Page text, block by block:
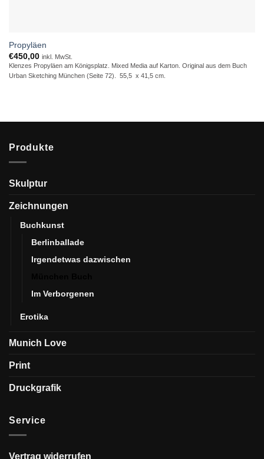
Propyläen
€450,00 inkl. MwSt.
Klenzes Propyläen am Königsplatz. Mixed Media auf Karton. Original aus dem Buch
Urban Sketching München (Seite 72). 55,5 x 41,5 cm.
Produkte
Skulptur
Zeichnungen
Buchkunst
Berlinballade
Irgendetwas dazwischen
Im Verborgenen
Erotika
Munich Love
Print
Druckgrafik
Service
Vertrag widerrufen